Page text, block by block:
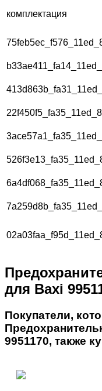
комплектация
для Baxi
Покупатели,
9951170, также